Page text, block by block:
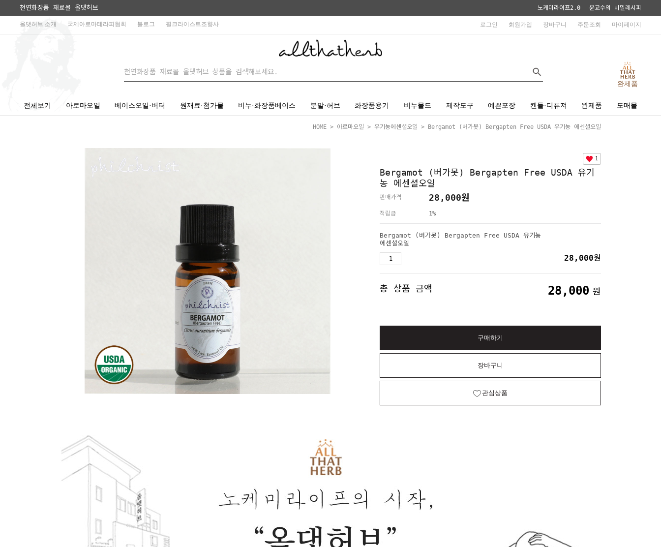
천연화장품 재료몰 올댓허브 노케미라이프2.0 윤교수의 비밀레시피
올댓허브 소개 국제아로마테라피협회 블로그 필크라이스트조향사 로그인 회원가입 장바구니 주문조회 마이페이지
완제품
전체보기 아로마오일 베이스오일·버터 원재료·첨가물 비누·화장품베이스 분말·허브 화장품용기 비누몰드 제작도구 예쁜포장 캔들·디퓨져 완제품 도매몰
HOME > 아로마오일 > 유기농에센셜오일 > Bergamot (버가못) Bergapten Free USDA 유기농 에센셜오일
1
Bergamot (버가못) Bergapten Free USDA 유기
농 에센셜오일
판매가격 28,000원
적립금 1%
Bergamot (버가못) Bergapten Free USDA 유기농
에센셜오일
28,000원
총 상품 금액 28,000 원
구매하기
장바구니
관심상품